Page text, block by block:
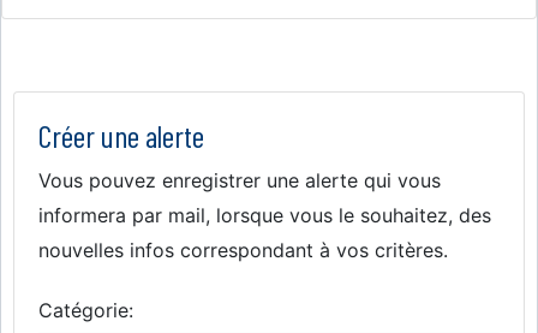
Créer une alerte
Vous pouvez enregistrer une alerte qui vous
informera par mail, lorsque vous le souhaitez, des
nouvelles infos correspondant à vos critères.
Catégorie: